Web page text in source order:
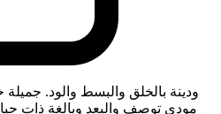
ودينة بالخلق والبسط والود.
مودي توصف والبعد وبالغة ذات حياء